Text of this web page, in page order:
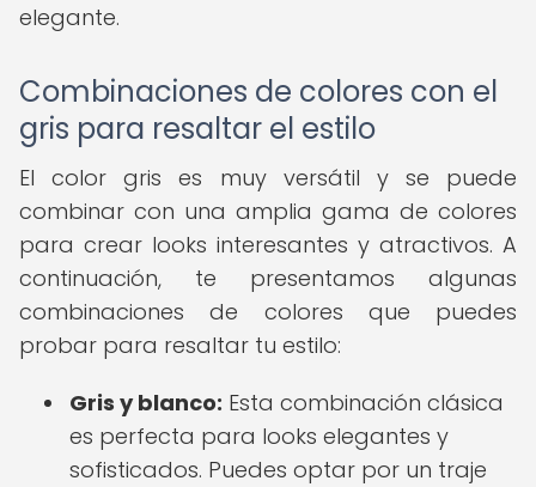
elegante.
Combinaciones de colores con el
gris para resaltar el estilo
El color gris es muy versátil y se puede
combinar con una amplia gama de colores
para crear looks interesantes y atractivos. A
continuación, te presentamos algunas
combinaciones de colores que puedes
probar para resaltar tu estilo:
Gris y blanco: Esta combinación clásica
es perfecta para looks elegantes y
sofisticados. Puedes optar por un traje